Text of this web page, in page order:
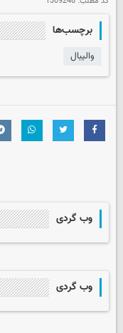
برچسب‌ها
والیبال
وب گردی
وب گردی